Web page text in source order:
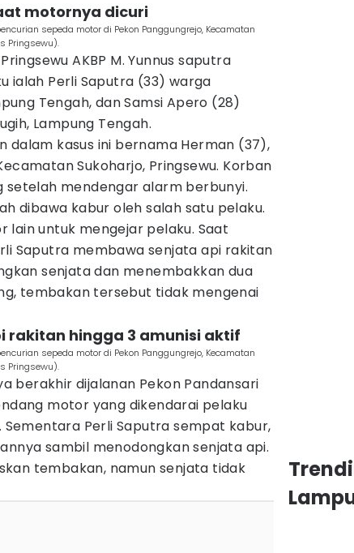
motornya dicuri
sepeda motor di Pekon Panggungrejo, Kecamatan
Pringsewu).
AKBP M. Yunnus saputra
ialah Perli Saputra (33) warga
Tengah, dan Samsi Apero (28)
Lampung Tengah.
dalam kasus ini bernama Herman (37),
Sukoharjo, Pringsewu. Korban
mendengar alarm berbunyi.
dibawa kabur oleh salah satu pelaku.
lain untuk mengejar pelaku. Saat
Saputra membawa senjata api rakitan
senjata dan menembakkan dua
tembakan tersebut tidak mengenai
rakitan hingga 3 amunisi aktif
sepeda motor di Pekon Panggungrejo, Kecamatan
Pringsewu).
berakhir dijalanan Pekon Pandansari
motor yang dikendarai pelaku
Perli Saputra sempat kabur,
sambil menodongkan senjata api.
tembakan, namun senjata tidak